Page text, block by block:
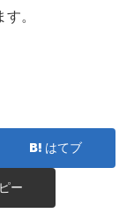
。
はてブ
ー